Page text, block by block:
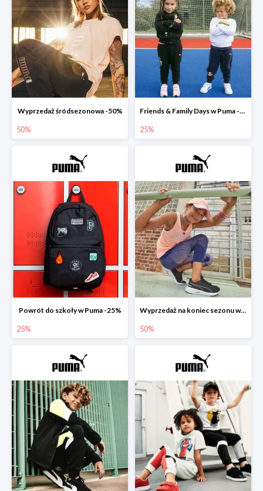
Wyprzedaż śródsezonowa -50%
50%
Friends & Family Days w Puma -25%
25%
Powrót do szkoły w Puma -25%
25%
Wyprzedaż na koniec sezonu w Puma do -50%
50%